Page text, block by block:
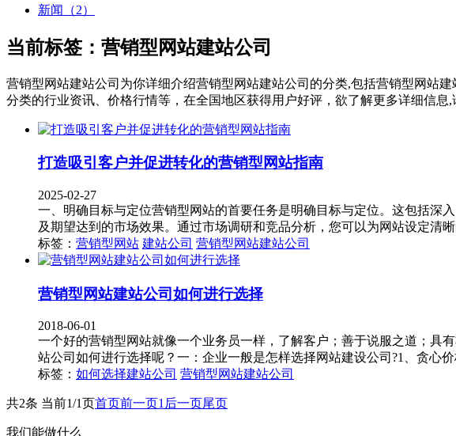
新闻（2）
当前标签： 营销型网站建站公司
营销型网站建站公司 为你详细介绍营销型网站建站公司 的分类,包括营销型网站建
分类的行业资讯、价格行情等，在全国地区获得用户好评，欲了解更多详细信息,
打造吸引客户并促进转化的营销型网站指南
2025-02-27
一、明确目标与定位营销型网站的首要任务是明确目标与定位。这包括深
及期望达到的市场效果。通过市场调研和竞品分析，您可以为网站设定清
标签： 营销型网站 建站公司 营销型网站建站公司
营销型网站建站公司如何进行选择
2018-06-01
一个好的营销型网站就像一个业务员一样，了解客户；善于说服之道；具
站公司如何进行选择呢？一：企业一般是怎样选择网站建设公司?1、贪心
标签： 如何选择建站公司 营销型网站建站公司
共2条 当前1/1页首页前一页1 后一页尾页
我们能做什么